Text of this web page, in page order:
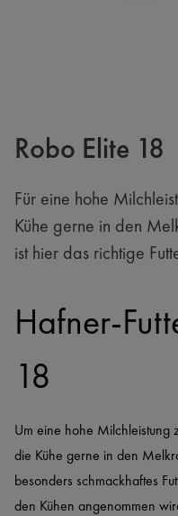
Robo Elite 18
Für eine hohe
Kühe gerne in den
ist hier das richtige
Hafner-
18
Um eine hohe Milchleistung
die Kühe gerne in den
besonders schmackhaftes
den Kühen angenommen